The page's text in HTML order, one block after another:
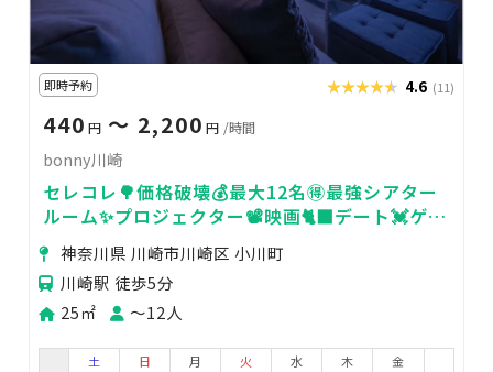
即時予約 ★★★★★
★★★★★ 4.6 (11)
440 円 〜 2,200 円 /時間
bonny川崎
セレコレ🌳価格破壊💰最大12名🉐最強シアター
ルーム✨プロジェクター📽️映画🐈‍⬛デート💓ゲー
ム🎮女子会💗推し活🌟24H🏪bonny川崎
神奈川県 川崎市川崎区 小川町
川崎駅 徒歩5分
25㎡
〜12人
土
日
月
火
水
木
金